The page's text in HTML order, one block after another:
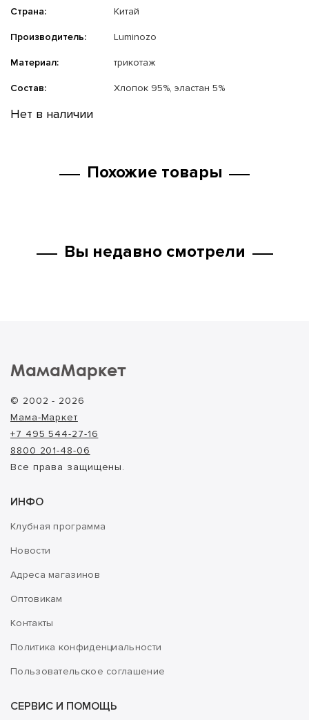
Страна: Китай
Производитель: Luminozo
Материал: трикотаж
Состав: Хлопок 95%, эластан 5%
Нет в наличии
Похожие товары
Вы недавно смотрели
МамаМаркет
© 2002 - 2026
Мама-Маркет
+7 495 544-27-16
8800 201-48-06
Все права защищены.
ИНФО
Клубная программа
Новости
Адреса магазинов
Оптовикам
Контакты
Политика конфиденциальности
Пользовательское соглашение
СЕРВИС И ПОМОЩЬ